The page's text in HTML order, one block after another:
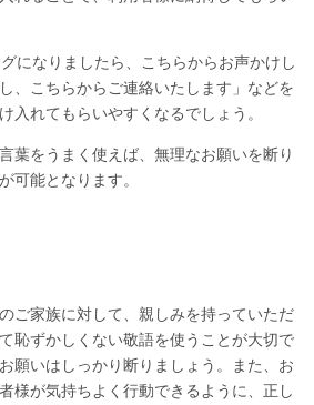
になりましたら、こちらからお声かけし
、こちらからご連絡いたします」などを
入れてもらいやすくなるでしょう。
葉をうまく使えば、無理なお願いを断り
可能となります。
ご家族に対して、親しみを持っていただ
恥ずかしくない敬語を使うことが大切で
願いはしっかり断りましょう。また、お
様が気持ちよく行動できるように、正し